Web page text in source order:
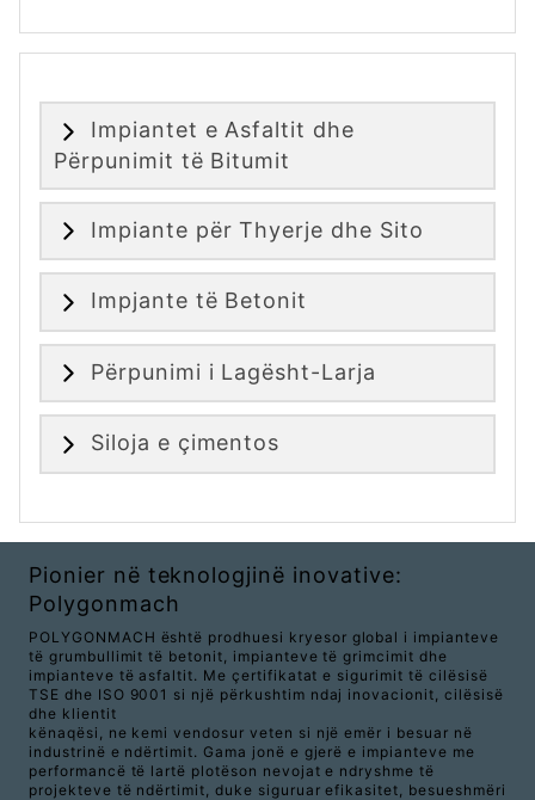
Impiantet e Asfaltit dhe
Përpunimit të Bitumit
Impiante për Thyerje dhe Sito
Impjante të Betonit
Përpunimi i Lagësht-Larja
Siloja e çimentos
Pionier në teknologjinë inovative:
Polygonmach
POLYGONMACH është prodhuesi kryesor global i impianteve
të grumbullimit të betonit, impianteve të grimcimit dhe
impianteve të asfaltit. Me çertifikatat e sigurimit të cilësisë
TSE dhe ISO 9001 si një përkushtim ndaj inovacionit, cilësisë
dhe klientit
kënaqësi, ne kemi vendosur veten si një emër i besuar në
industrinë e ndërtimit. Gama jonë e gjerë e impianteve me
performancë të lartë plotëson nevojat e ndryshme të
projekteve të ndërtimit, duke siguruar efikasitet, besueshmëri